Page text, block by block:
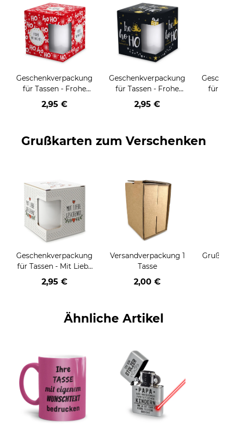
Geschenkverpackung
für Tassen - Frohe
Weihnachten - HO
HO HO - rot
2,95 €
Geschenkverpackung
für Tassen - Frohe
Weihnachten - HO
HO HO - schwarz
2,95 €
für
Grußkarten zum Verschenken
Geschenkverpackung
für Tassen - Mit Liebe
geschenkt
2,95 €
Versandverpackung 1
Tasse
2,00 €
Ähnliche Artikel